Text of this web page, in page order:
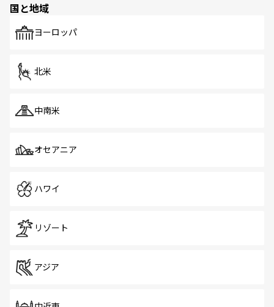
で、ホーカーズは地元の風情を楽しめる外せないスポット
国と地域
ヨーロッパ
北米
中南米
オセアニア
ハワイ
リゾート
アジア